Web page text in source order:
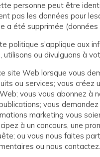
personne peut être
pas les données pour
a été supprimée (données
politique s'applique aux
utilisons ou divulguons à
site Web lorsque vous
ou services; vous créez
vous vous abonnez à
vous
marketing vous
à un concours, une
ou vous nous faites
ou nous contactez.